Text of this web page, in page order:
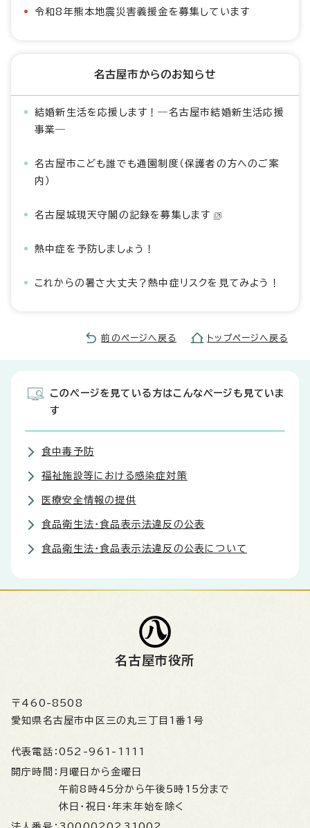
令和8年熊本地震災害義援金を募集しています
名古屋市からのお知らせ
結婚新生活を応援します！―名古屋市結婚新生活応援
事業―
名古屋市こども誰でも通園制度（保護者の方へのご案
内）
名古屋城現天守閣の記録を募集します
熱中症を予防しましょう！
これからの暑さ大丈夫？熱中症リスクを見てみよう！
前のページへ戻る トップページへ戻る
このページを見ている方はこんなページも見ていま
す
食中毒予防
福祉施設等における感染症対策
医療安全情報の提供
食品衛生法・食品表示法違反の公表
食品衛生法・食品表示法違反の公表について
名古屋市役所
〒460-8508
愛知県名古屋市中区三の丸三丁目1番1号
代表電話： 052-961-1111
開庁時間： 月曜日から金曜日
午前8時45分から午後5時15分まで
休日・祝日・年末年始を除く